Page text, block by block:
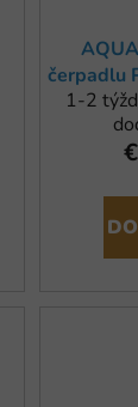
čerpadlu
1-2